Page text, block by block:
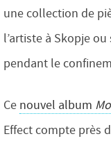
une collection de
l’artiste à Skopje
pendant le
Ce nouvel album
Effect compte près